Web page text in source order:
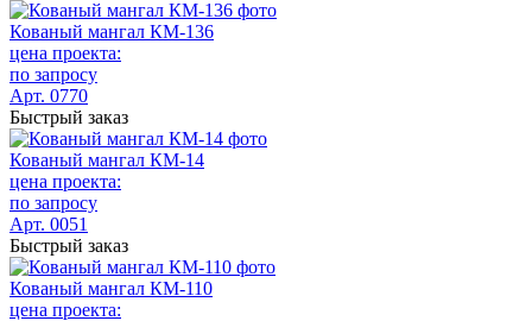
Кованый мангал КМ-136
цена проекта:
по запросу
Арт. 0770
Быстрый заказ
Кованый мангал КМ-14
цена проекта:
по запросу
Арт. 0051
Быстрый заказ
Кованый мангал КМ-110
цена проекта: